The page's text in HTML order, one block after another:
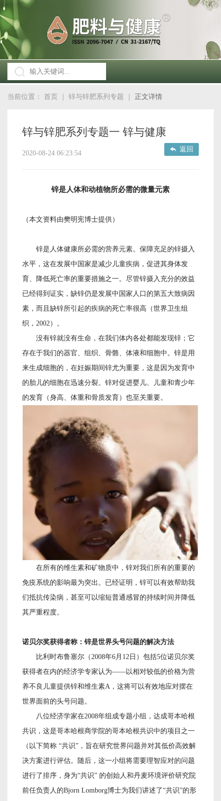
当前位置： 首页 锌与锌肥系列专题 正文详情
锌与锌肥系列专题一 锌与健康
返回
2020-08-24 06:23:54
锌是人体和动植物所必需的微量元素
（本文资料由樊明宪博士提供）
锌是人体健康所必需的营养元素。保障充足的锌摄入
水平，这在发展中国家是减少儿童疾病，促进其身体发
育、降低死亡率的重要措施之一。尽管锌摄入充分的效益
已经得到证实，缺锌仍是发展中国家人口的第五大致病因
素，而且缺锌所引起的疾病的死亡率很高（世界卫生组
织， 2002）。
没有锌就没有生命，在我们体内各处都能发现锌；它
存在于我们的器官、组织、骨骼、体液和细胞中。锌是用
来生成细胞的，在妊娠期间锌尤为重要，这是因为发育中
的胎儿的细胞在迅速分裂。锌对促进婴儿、儿童和青少年
的发育（身高、体重和骨质发育）也至关重要。
在所有的维生素和矿物质中，锌对我们所有的重要的
免疫系统的影响最为突出。已经证明，锌可以有效帮助我
们抵抗传染病，甚至可以缩短普通感冒的持续时间并降低
其严重程度。
诺贝尔奖获得者称：锌是世界头号问题的解决方法
比利时布鲁塞尔（2008年6月12日）包括5位诺贝尔奖
获得者在内的经济学专家认为——以相对较低的价格为营
养不良儿童提供锌和维生素A，这将可以有效地应对摆在
世界面前的头号问题。
八位经济学家在2008年组成专题小组，达成哥本哈根
共识，这是哥本哈根商学院的哥本哈根共识中的项目之一
（以下简称 “共识”，旨在研究世界问题并对其低价高效解
决方案进行评估。随后，这一小组将需要理智应对的问题
进行了排序，身为“共识” 的创始人和丹麦环境评价研究院
前任负责人的Bjorn Lomborg博士为我们讲述了“共识”的形